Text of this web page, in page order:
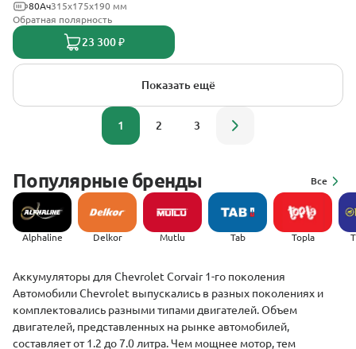
315x175x190 мм
80Ач
Обратная полярность
23 300 ₽
Показать ещё
1 2 3
Популярные бренды Все
Alphaline Delkor Mutlu Tab Topla
Аккумуляторы для Chevrolet Corvair 1-го поколения
Автомобили Chevrolet выпускались в разных поколениях и
комплектовались разными типами двигателей. Объем
двигателей, представленных на рынке автомобилей,
составляет от 1.2 до 7.0 литра. Чем мощнее мотор, тем